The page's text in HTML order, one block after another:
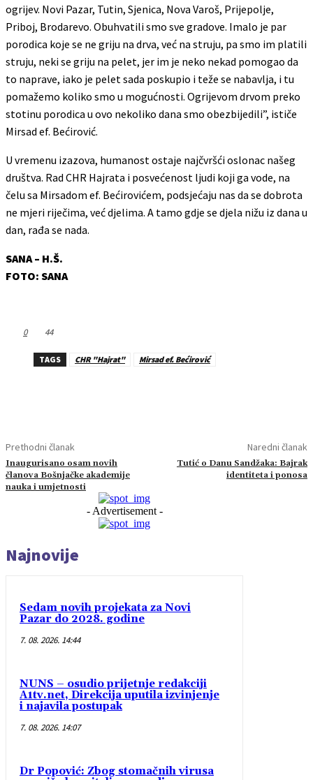
ogrijev. Novi Pazar, Tutin, Sjenica, Nova Varoš, Prijepolje,
Priboj, Brodarevo. Obuhvatili smo sve gradove. Imalo je par
porodica koje se ne griju na drva, već na struju, pa smo im platili
struju, neki se griju na pelet, jer im je neko nekad pomogao da
to naprave, iako je pelet sada poskupio i teže se nabavlja, i tu
pomažemo koliko smo u mogućnosti. Ogrijevom drvom preko
stotinu porodica u ovo nekoliko dana smo obezbijedili”, ističe
Mirsad ef. Bećirović.
U vremenu izazova, humanost ostaje najčvršći oslonac našeg
društva. Rad CHR Hajrata i posvećenost ljudi koji ga vode, na
čelu sa Mirsadom ef. Bećirovićem, podsjećaju nas da se dobrota
ne mjeri riječima, već djelima. A tamo gdje se djela nižu iz dana u
dan, rađa se nada.
SANA – H.Š.
FOTO: SANA
0 44
TAGS CHR "Hajrat" Mirsad ef. Bećirović
Prethodni članak
Inaugurisano osam novih
članova Bošnjačke akademije
nauka i umjetnosti
Naredni članak
Tutić o Danu Sandžaka: Bajrak
identiteta i ponosa
- Advertisement -
Najnovije
Sedam novih projekata za Novi
Pazar do 2028. godine
7. 08. 2026. 14:44
NUNS – osudio prijetnje redakciji
A1tv.net, Direkcija uputila izvinjenje
i najavila postupak
7. 08. 2026. 14:07
Dr Popović: Zbog stomačnih virusa